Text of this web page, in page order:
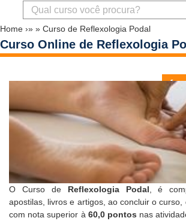
Home ›» » Curso de Reflexologia Podal
Curso Online de Reflexologia
O Curso de Reflexologia Podal , é
apostilas, livros e artigos, ao concluir o curso,
com nota superior à 60,0 pontos nas